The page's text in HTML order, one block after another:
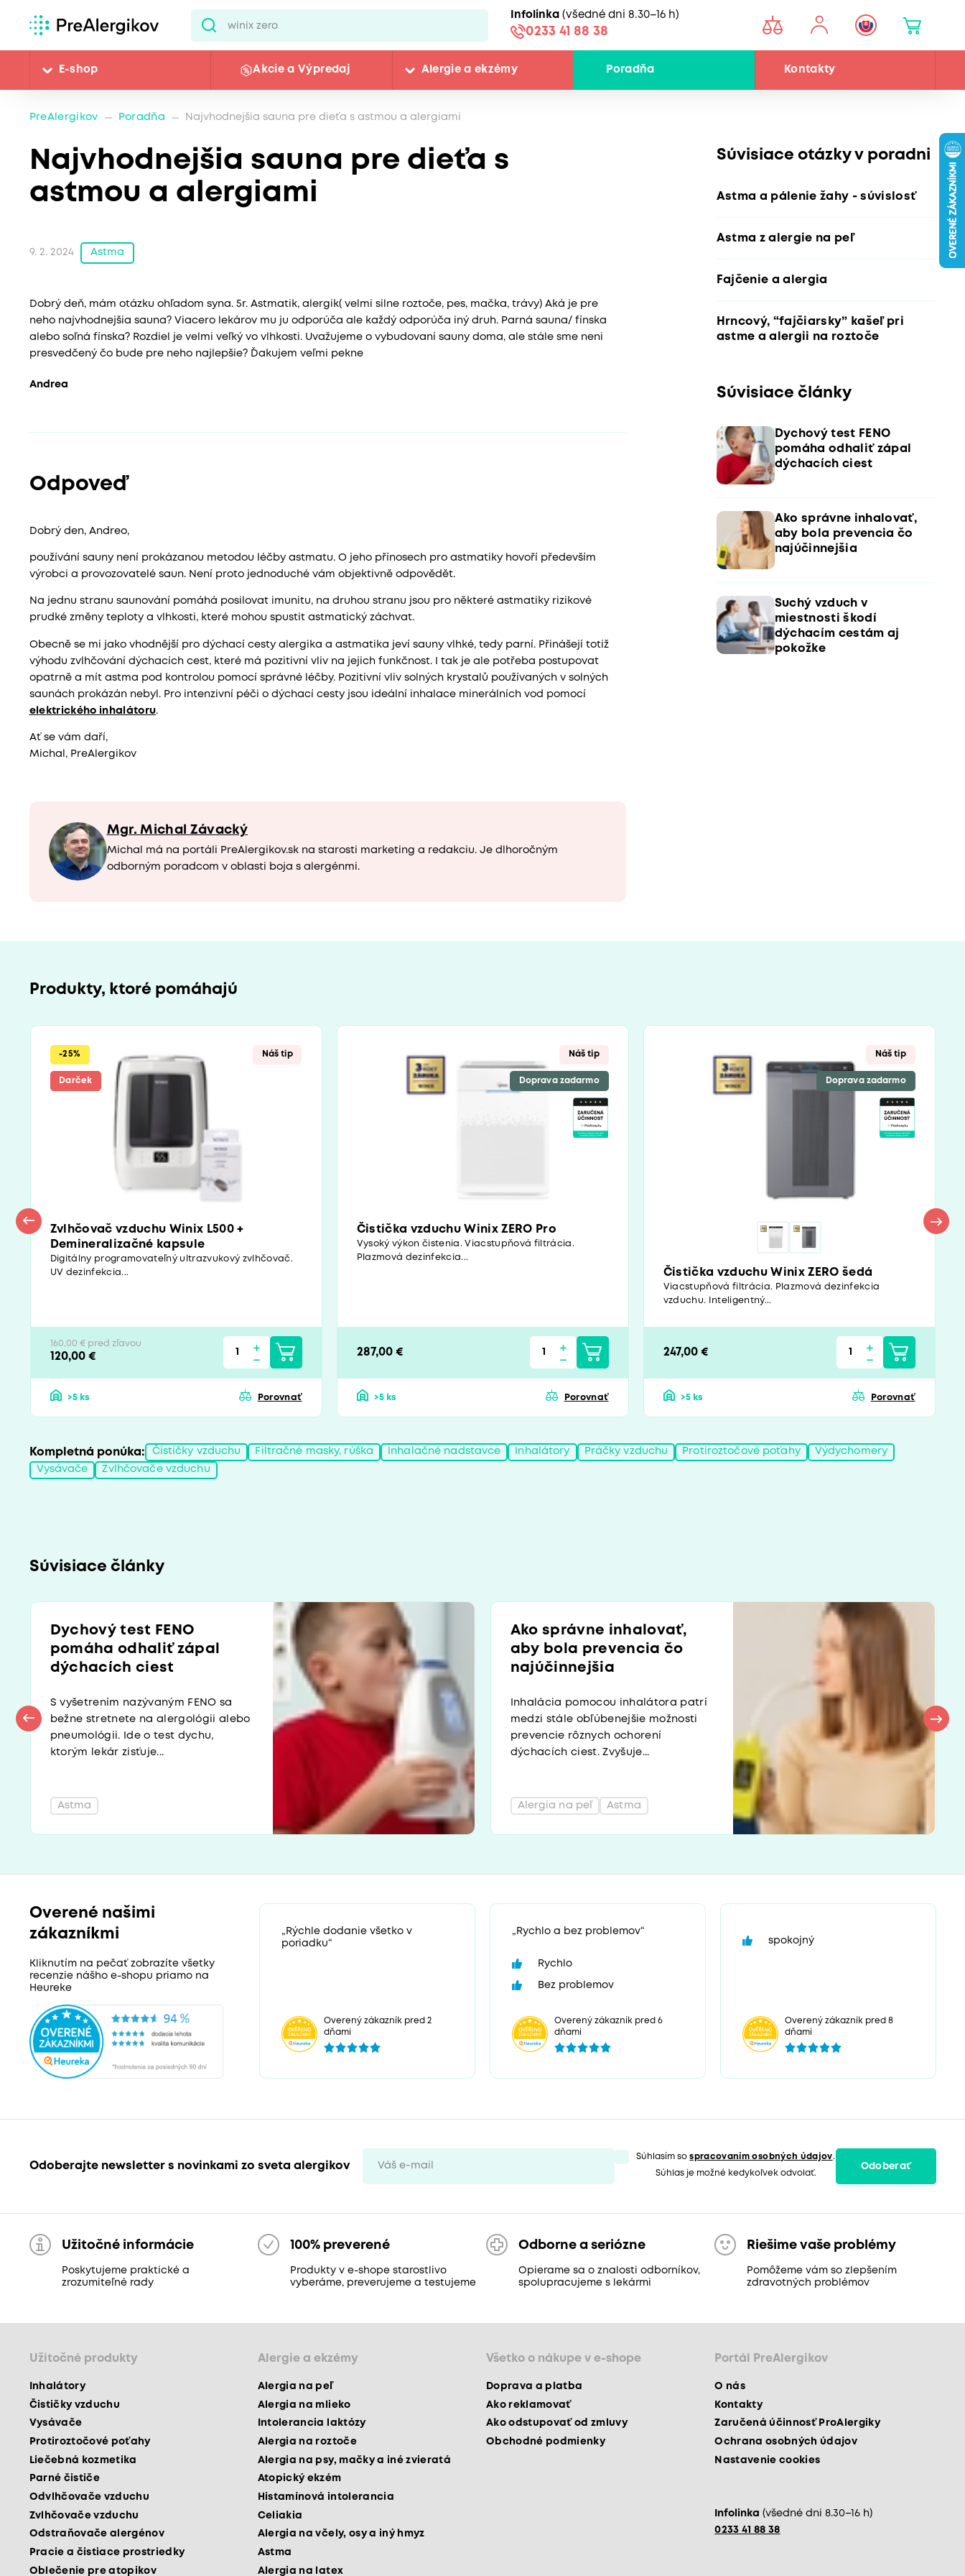
Infolinka (všedné dni 8.30–16 h)
0233 41 88 38
E-shop Akcie a Výpredaj Alergie a ekzémy Poradňa Kontakty
PreAlergikov Poradňa Najvhodnejšia sauna pre dieťa s astmou a alergiami
Najvhodnejšia sauna pre dieťa s
astmou a alergiami
9. 2. 2024 Astma
Dobrý deň, mám otázku ohľadom syna. 5r. Astmatik, alergik( velmi silne roztoče, pes, mačka, trávy) Aká je pre
neho najvhodnejšia sauna? Viacero lekárov mu ju odporúča ale každý odporúča iný druh. Parná sauna/ fínska
alebo soľná fínska? Rozdiel je velmi veľký vo vlhkosti. Uvažujeme o vybudovaní sauny doma, ale stále sme neni
presvedčený čo bude pre neho najlepšie? Ďakujem veľmi pekne
Andrea
Odpoveď
Dobrý den, Andreo,
používání sauny není prokázanou metodou léčby astmatu. O jeho přínosech pro astmatiky hovoří především
výrobci a provozovatelé saun. Není proto jednoduché vám objektivně odpovědět.
Na jednu stranu saunování pomáhá posilovat imunitu, na druhou stranu jsou pro některé astmatiky rizikové
prudké změny teploty a vlhkosti, které mohou spustit astmatický záchvat.
Obecně se mi jako vhodnější pro dýchací cesty alergika a astmatika jeví sauny vlhké, tedy parní. Přinášejí totiž
výhodu zvlhčování dýchacích cest, které má pozitivní vliv na jejich funkčnost. I tak je ale potřeba postupovat
opatrně a mít astma pod kontrolou pomocí správné léčby. Pozitivní vliv solných krystalů používaných v solných
saunách prokázán nebyl. Pro intenzivní péči o dýchací cesty jsou ideální inhalace minerálních vod pomocí
elektrického inhalátoru.
Ať se vám daří,
Michal, PreAlergikov
Mgr. Michal Závacký
Michal má na portáli PreAlergikov.sk na starosti marketing a redakciu. Je dlhoročným
odborným poradcom v oblasti boja s alergénmi.
Súvisiace otázky v poradni
Astma a pálenie žahy - súvislosť
Astma z alergie na peľ
Fajčenie a alergia
Hrncový, “fajčiarsky” kašeľ pri
astme a alergii na roztoče
Súvisiace články
Dychový test FENO
pomáha odhaliť zápal
dýchacích ciest
Ako správne inhalovať,
aby bola prevencia čo
najúčinnejšia
Suchý vzduch v
miestnosti škodí
dýchacím cestám aj
pokožke
Produkty, ktoré pomáhajú
Darček
-25% Náš tip
Zvlhčovač vzduchu Winix L500 +
Demineralizačné kapsule
Digitálny programovateľný ultrazvukový zvlhčovač.
UV dezinfekcia...
160,00 € pred zľavou
120,00 €
>5 ks Porovnať
Náš tip
Doprava zadarmo
Čistička vzduchu Winix ZERO Pro
Vysoký výkon čistenia. Viacstupňová filtrácia.
Plazmová dezinfekcia...
287,00 €
>5 ks Porovnať
Náš tip
Doprava zadarmo
Čistička vzduchu Winix ZERO šedá
Viacstupňová filtrácia. Plazmová dezinfekcia
vzduchu. Inteligentný...
247,00 €
>5 ks Porovnať
Kompletná ponúka: Čističky vzduchu Filtračné masky, rúška Inhalačné nadstavce Inhalátory Práčky vzduchu Protiroztočové poťahy
Výdychomery
Vysávače
Zvlhčovače vzduchu
Súvisiace články
Dychový test FENO
pomáha odhaliť zápal
dýchacích ciest
S vyšetrením nazývaným FENO sa
bežne stretnete na alergológii alebo
pneumológii. Ide o test dychu,
ktorým lekár zisťuje...
Astma
Ako správne inhalovať,
aby bola prevencia čo
najúčinnejšia
Inhalácia pomocou inhalátora patrí
medzi stále obľúbenejšie možnosti
prevencie rôznych ochorení
dýchacích ciest. Zvyšuje...
Alergia na peľ Astma
Overené našimi
zákazníkmi
Kliknutím na pečať zobrazíte všetky
recenzie nášho e-shopu priamo na
Heureke
„Rýchle dodanie všetko v
poriadku“
Overený zákazník pred 2
dňami
„Rychlo a bez problemov“
Rychlo
Bez problemov
Overený zákazník pred 6
dňami
spokojný
Overený zákazník pred 8
dňami
Odoberajte newsletter s novinkami zo sveta alergikov
Súhlasím sospracovaním osobných údajov.
Súhlas je možné kedykoľvek odvolať.
Odoberať
Užitočné informácie
Poskytujeme praktické a
zrozumiteľné rady
100% preverené
Produkty v e-shope starostlivo
vyberáme, preverujeme a testujeme
Odborne a seriózne
Opierame sa o znalosti odborníkov,
spolupracujeme s lekármi
Riešime vaše problémy
Pomôžeme vám so zlepšením
zdravotných problémov
Užitočné produkty
Inhalátory
Čističky vzduchu
Vysávače
Protiroztočové poťahy
Liečebná kozmetika
Parné čističe
Odvlhčovače vzduchu
Zvlhčovače vzduchu
Odstraňovače alergénov
Pracie a čistiace prostriedky
Oblečenie pre atopikov
Alergie a ekzémy
Alergia na peľ
Alergia na mlieko
Intolerancia laktózy
Alergia na roztoče
Alergia na psy, mačky a iné zvieratá
Atopický ekzém
Histamínová intolerancia
Celiakia
Alergia na včely, osy a iný hmyz
Astma
Alergia na latex
Všetko o nákupe v e-shope
Doprava a platba
Ako reklamovať
Ako odstupovať od zmluvy
Obchodné podmienky
Portál PreAlergikov
O nás
Kontakty
Zaručená účinnosť ProAlergiky
Ochrana osobných údajov
Nastavenie cookies
Infolinka (všedné dni 8.30–16 h)
0233 41 88 38